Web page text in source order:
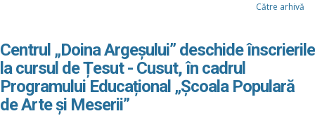
Către arhivă
Centrul „Doina Argeșului” deschide înscrierile
la cursul de Țesut - Cusut, în cadrul
Programului Educațional „Școala Populară
de Arte și Meserii”